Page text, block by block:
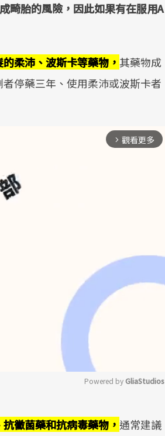
畸胎的風險，因此如果有在服用A
柔沛、波斯卡等藥物， 其藥物成
停藥三年、使用柔沛或波斯卡者
arrow_forward_ios 觀看更多
Mute
Powered by GliaStudios
黴菌藥和抗病毒藥物， 通常建議